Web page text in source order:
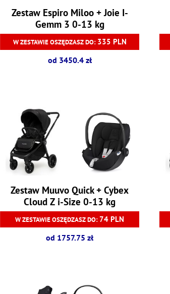
Zestaw Espiro Miloo + Joie I-
Gemm 3 0-13 kg
W ZESTAWIE OSZĘDZASZ DO: 335 PLN
od 3450.4 zł
Zestaw Muuvo Quick + Cybex
Cloud Z i-Size 0-13 kg
W ZESTAWIE OSZĘDZASZ DO:74 PLN
od 1757.75 zł